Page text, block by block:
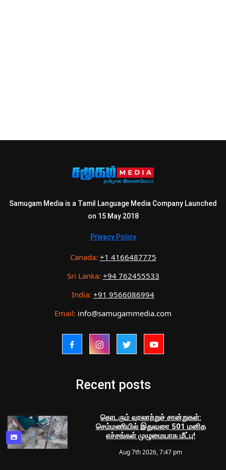
Samugam Media is a Tamil Language Media Company Launched
on 15 May 2018
Privacy Policy
Canada: +1 4166487775
Sri Lanka: +94 762455533
India: +91 9566086994
Email: info@samugammedia.com
Recent posts
தொடரும் வரலாற்றுச் சான்றுகள்:
செம்மணியில் இதுவரை 501 மனித
எச்சங்கள் முழுமையாக மீட்பு!
Aug 7th 2026, 7:47 pm